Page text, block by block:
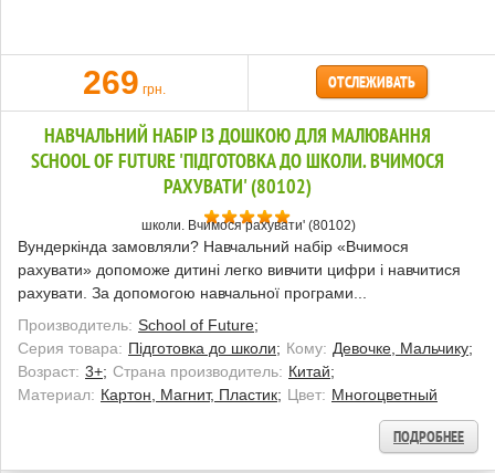
269 грн. ОТСЛЕЖИВАТЬ
НАВЧАЛЬНИЙ НАБІР ІЗ ДОШКОЮ ДЛЯ МАЛЮВАННЯ
SCHOOL OF FUTURE 'ПІДГОТОВКА ДО ШКОЛИ. ВЧИМОСЯ
РАХУВАТИ' (80102)
Вундеркінда замовляли? Навчальний набір «Вчимося
рахувати» допоможе дитині легко вивчити цифри і навчитися
рахувати. За допомогою навчальної програми...
Производитель: School of Future;
Серия товара: Підготовка до школи; Кому: Девочке, Мальчику;
Возраст: 3+; Страна производитель: Китай;
Материал: Картон, Магнит, Пластик; Цвет: Многоцветный
ПОДРОБНЕЕ